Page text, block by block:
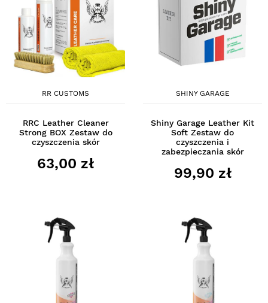
RR CUSTOMS
RRC Leather Cleaner
Strong BOX Zestaw do
czyszczenia skór
63,00 zł
SHINY GARAGE
Shiny Garage Leather Kit
Soft Zestaw do
czyszczenia i
zabezpieczania skór
99,90 zł